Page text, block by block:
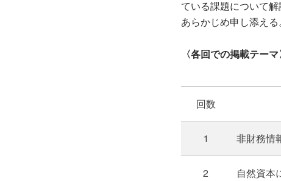
ている課題について
あらかじめ申し添える
〈各回での掲載テーマ
回数
1 非財務情
2
自然資本